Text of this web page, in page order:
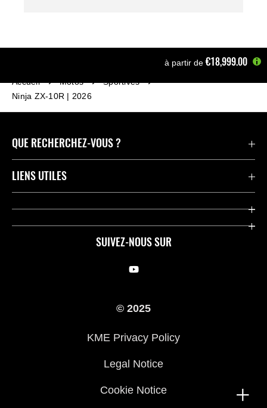
T
à partir de €18,999.00
Accueil Motos
Sportives
Ninja ZX-10R | 2026
SUIVEZ-NOUS SUR
QUE RECHERCHEZ-VOUS ?
Motos
Compétition
LIENS UTILES
Press
© 2025
KME Privacy Policy
Legal Notice
Cookie Notice